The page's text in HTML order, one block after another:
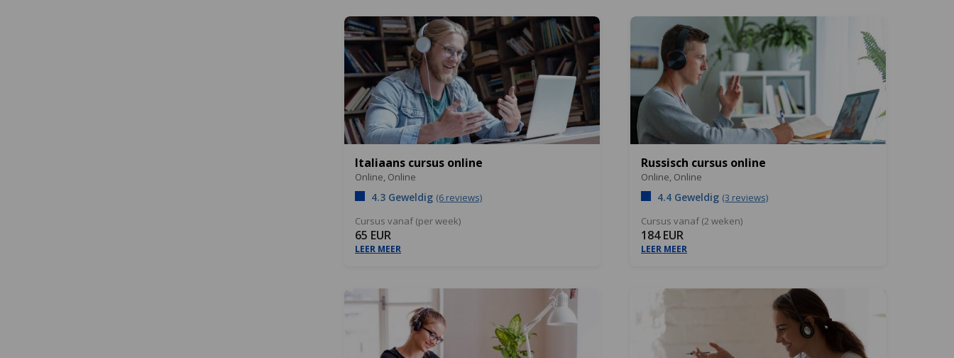
Italiaans cursus online
Online, Online
4.3 Geweldig (6 reviews)
Cursus vanaf (per week)
65 EUR
LEER MEER
Russisch cursus online
Online, Online
4.4 Geweldig (3 reviews)
Cursus vanaf (2 weken)
184 EUR
LEER MEER